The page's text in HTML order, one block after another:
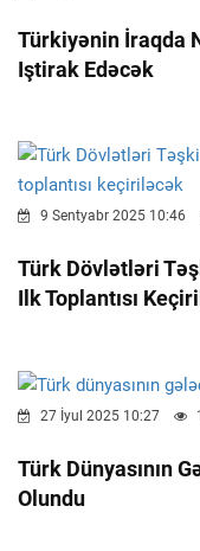
Türkiyənin İraqda
Iştirak Edəcək
9 Sentyabr 2025 10:46
Türk Dövlətləri
Ilk Toplantısı
27 İyul 2025 10:27
Türk Dünyasının
Olundu